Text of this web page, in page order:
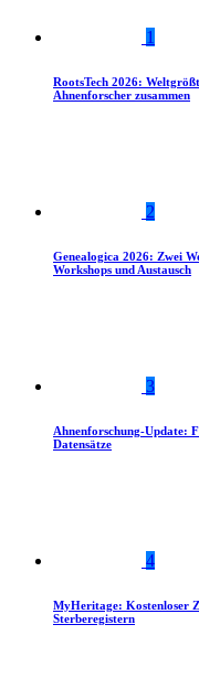
1
RootsTech 2026:
Ahnenforscher zusammen
2
Genealogica 2026: Zwei
Workshops und Austausch
3
Ahnenforschung-Update:
Datensätze
4
MyHeritage: Kostenloser
Sterberegistern